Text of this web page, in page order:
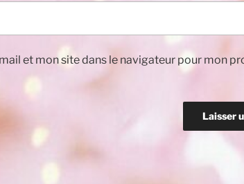
et mon site dans le navigateur pour mon